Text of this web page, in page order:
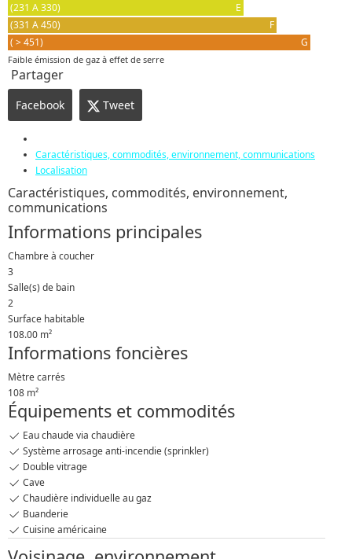
(231 A 330)
E
(331 A 450)
F
( > 451)
G
Faible émission de gaz à effet de serre
Partager
Facebook Tweet
Caractéristiques, commodités, environnement, communications
Localisation
Caractéristiques, commodités, environnement,
communications
Informations principales
Chambre à coucher
3
Salle(s) de bain
2
Surface habitable
108.00 m²
Informations foncières
Mètre carrés
108 m²
Équipements et commodités
Eau chaude via chaudière
Système arrosage anti-incendie (sprinkler)
Double vitrage
Cave
Chaudière individuelle au gaz
Buanderie
Cuisine américaine